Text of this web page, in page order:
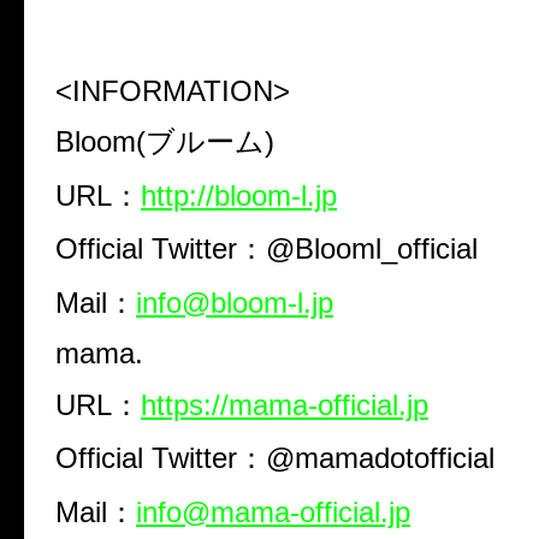
<INFORMATION>
Bloom(ブルーム)
URL： http://bloom-l.jp
Official Twitter：@Blooml_official
Mail： info@bloom-l.jp
mama.
URL： https://mama-official.jp
Official Twitter：@mamadotofficial
Mail： info@mama-official.jp